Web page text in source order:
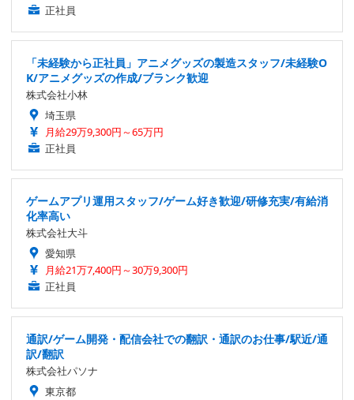
正社員
「未経験から正社員」アニメグッズの製造スタッフ/未経験O
K/アニメグッズの作成/ブランク歓迎
株式会社小林
埼玉県
月給29万9,300円～65万円
正社員
ゲームアプリ運用スタッフ/ゲーム好き歓迎/研修充実/有給消
化率高い
株式会社大斗
愛知県
月給21万7,400円～30万9,300円
正社員
通訳/ゲーム開発・配信会社での翻訳・通訳のお仕事/駅近/通
訳/翻訳
株式会社パソナ
東京都